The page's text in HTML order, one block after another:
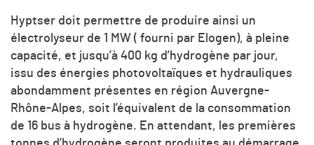
Hyptser doit permettre de produire ainsi un
électrolyseur de 1 MW ( fourni par Elogen), à pleine
capacité, et jusqu’à 400 kg d’hydrogène par jour,
issu des énergies photovoltaïques et hydrauliques
abondamment présentes en région Auvergne-
Rhône-Alpes, soit l’équivalent de la consommation
de 16 bus à hydrogène. En attendant, les premières